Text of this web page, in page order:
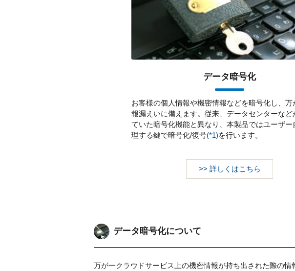
データ暗号化
お客様の個人情報や機密情報などを暗号化し、万
報漏えいに備えます。従来、データセンターなど
ていた暗号化機能と異なり、本製品ではユーザー
理する鍵で暗号化/復号(*1)を行います。
>> 詳しくはこちら
データ暗号化について
万が一クラウドサービス上の機密情報が持ち出された際の